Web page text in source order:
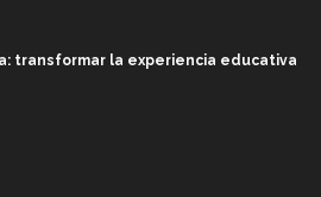
transformar la experiencia educativa